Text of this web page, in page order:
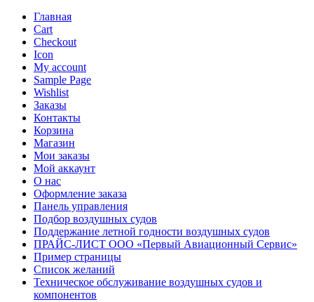
Главная
Cart
Checkout
Icon
My account
Sample Page
Wishlist
Заказы
Контакты
Корзина
Магазин
Мои заказы
Мой аккаунт
О нас
Оформление заказа
Панель управления
Подбор воздушных судов
Поддержание летной годности воздушных судов
ПРАЙС-ЛИСТ ООО «Первый Авиационный Сервис»
Пример страницы
Список желаний
Техническое обслуживание воздушных судов и
компонентов